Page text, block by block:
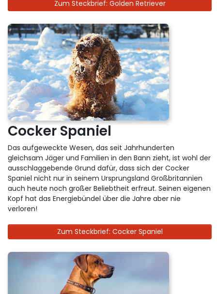
Zum Steckbrief: Golden Retriever
Cocker Spaniel
Das aufgeweckte Wesen, das seit Jahrhunderten
gleichsam Jäger und Familien in den Bann zieht, ist wohl der
ausschlaggebende Grund dafür, dass sich der Cocker
Spaniel nicht nur in seinem Ursprungsland Großbritannien
auch heute noch großer Beliebtheit erfreut. Seinen eigenen
Kopf hat das Energiebündel über die Jahre aber nie
verloren!
Zum Steckbrief: Cocker Spaniel